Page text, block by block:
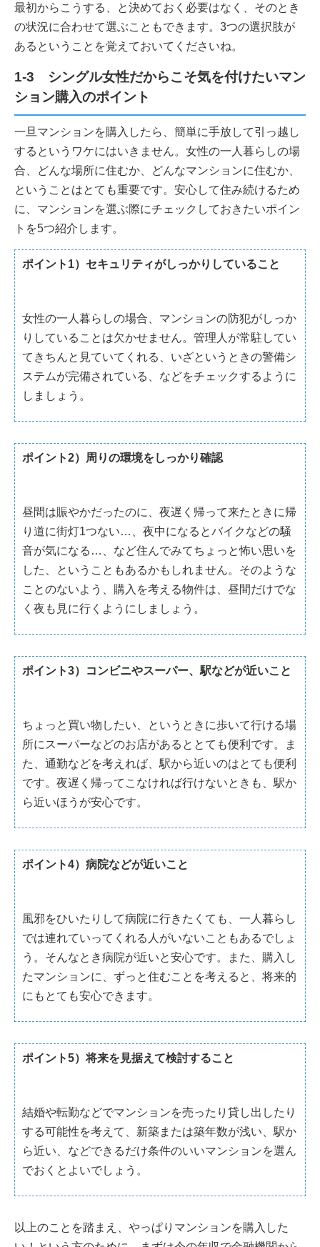
最初からこうする、と決めておく必要はなく、そのとき
の状況に合わせて選ぶこともできます。3つの選択肢が
あるということを覚えておいてくださいね。
1-3 シングル女性だからこそ気を付けたいマン
ション購入のポイント
一旦マンションを購入したら、簡単に手放して引っ越し
するというワケにはいきません。女性の一人暮らしの場
合、どんな場所に住むか、どんなマンションに住むか、
ということはとても重要です。安心して住み続けるため
に、マンションを選ぶ際にチェックしておきたいポイン
トを5つ紹介します。
ポイント1）セキュリティがしっかりしていること
女性の一人暮らしの場合、マンションの防犯がしっか
りしていることは欠かせません。管理人が常駐してい
てきちんと見ていてくれる、いざというときの警備シ
ステムが完備されている、などをチェックするように
しましょう。
ポイント2）周りの環境をしっかり確認
昼間は賑やかだったのに、夜遅く帰って来たときに帰
り道に街灯1つない…、夜中になるとバイクなどの騒
音が気になる…、など住んでみてちょっと怖い思いを
した、ということもあるかもしれません。そのような
ことのないよう、購入を考える物件は、昼間だけでな
く夜も見に行くようにしましょう。
ポイント3）コンビニやスーパー、駅などが近いこと
ちょっと買い物したい、というときに歩いて行ける場
所にスーパーなどのお店があるととても便利です。ま
た、通勤などを考えれば、駅から近いのはとても便利
です。夜遅く帰ってこなければ行けないときも、駅か
ら近いほうが安心です。
ポイント4）病院などが近いこと
風邪をひいたりして病院に行きたくても、一人暮らし
では連れていってくれる人がいないこともあるでしょ
う。そんなとき病院が近いと安心です。また、購入し
たマンションに、ずっと住むことを考えると、将来的
にもとても安心できます。
ポイント5）将来を見据えて検討すること
結婚や転勤などでマンションを売ったり貸し出したり
する可能性を考えて、新築または築年数が浅い、駅か
ら近い、などできるだけ条件のいいマンションを選ん
でおくとよいでしょう。
以上のことを踏まえ、やっぱりマンションを購入した